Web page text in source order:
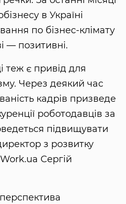
в Україні
по бізнес-клімату
— позитивні.
теж є привід для
Через деякий час
кадрів призведе
роботодавців за
підвищувати
з розвитку
Сергій